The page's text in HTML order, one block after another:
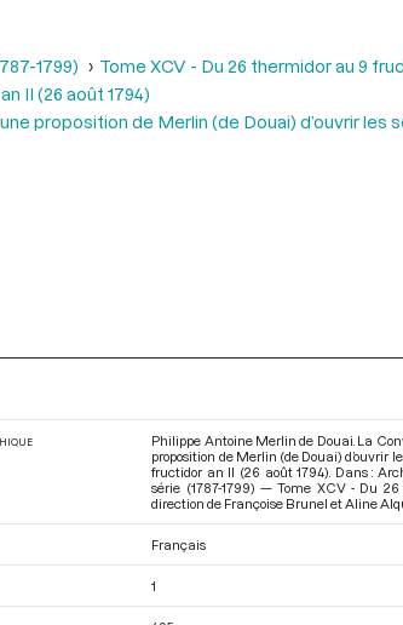
1799)
Tome XCV - Du 26 thermidor au 9
II (26 août 1794)
proposition de Merlin (de Douai) d’ouvrir les
Philippe Antoine Merlin de Douai. La
proposition de Merlin (de Douai) d’ouvrir
fructidor an II (26 août 1794). Dans :
série (1787-1799) — Tome XCV - Du
direction de Françoise Brunel et Aline
Français
1